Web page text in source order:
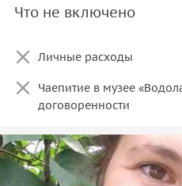
Что не включено
Личные расходы
Чаепитие в музее
договоренности